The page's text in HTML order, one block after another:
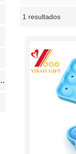
1 resultados